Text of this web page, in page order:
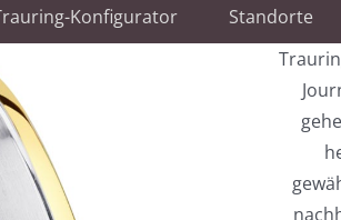
Konfigurator Standorte